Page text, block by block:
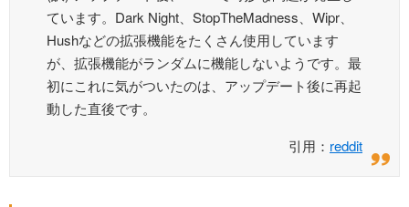
ています。Dark Night、StopTheMadness、Wipr、
Hushなどの拡張機能をたくさん使用しています
が、拡張機能がランダムに機能しないようです。最
初にこれに気がついたのは、アップデート後に再起
動した直後です。
引用： reddit